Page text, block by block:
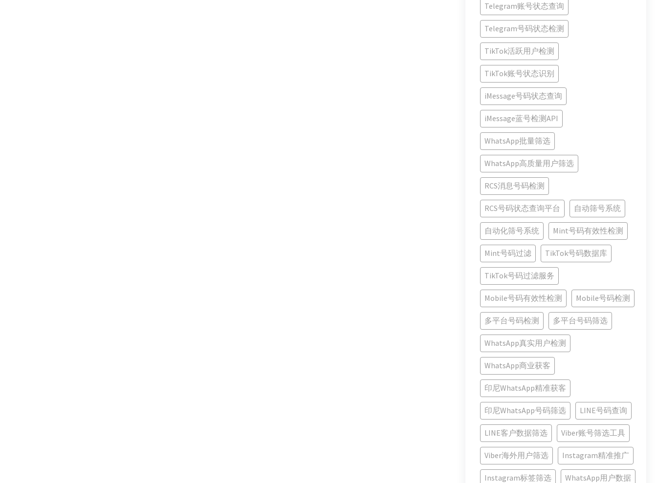
Telegram账号状态查询
Telegram号码状态检测
TikTok活跃用户检测
TikTok账号状态识别
iMessage号码状态查询
iMessage蓝号检测API
WhatsApp批量筛选
WhatsApp高质量用户筛选
RCS消息号码检测
RCS号码状态查询平台 自动筛号系统
自动化筛号系统 Mint号码有效性检测
Mint号码过滤 TikTok号码数据库
TikTok号码过滤服务
Mobile号码有效性检测 Mobile号码检测
多平台号码检测 多平台号码筛选
WhatsApp真实用户检测
WhatsApp商业获客
印尼WhatsApp精准获客
印尼WhatsApp号码筛选 LINE号码查询
LINE客户数据筛选 Viber账号筛选工具
Viber海外用户筛选 Instagram精准推广
Instagram标签筛选 WhatsApp用户数据